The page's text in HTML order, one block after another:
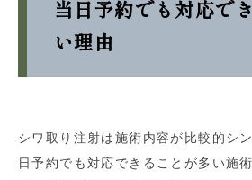
当日予約でも対応で
い理由
シワ取り注射は施術内容が比較的シ
日予約でも対応できることが多い施術